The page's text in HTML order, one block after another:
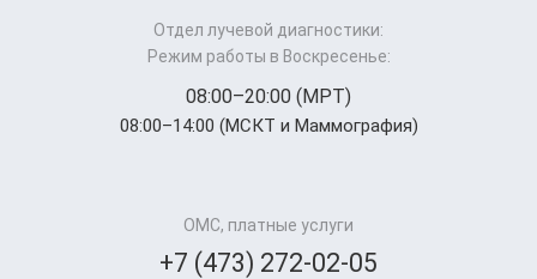
Отдел лучевой диагностики:
Режим работы в Воскресенье:
08:00–20:00 (МРТ)
08:00–14:00 (МСКТ и Маммография)
ОМС, платные услуги
+7 (473) 272-02-05